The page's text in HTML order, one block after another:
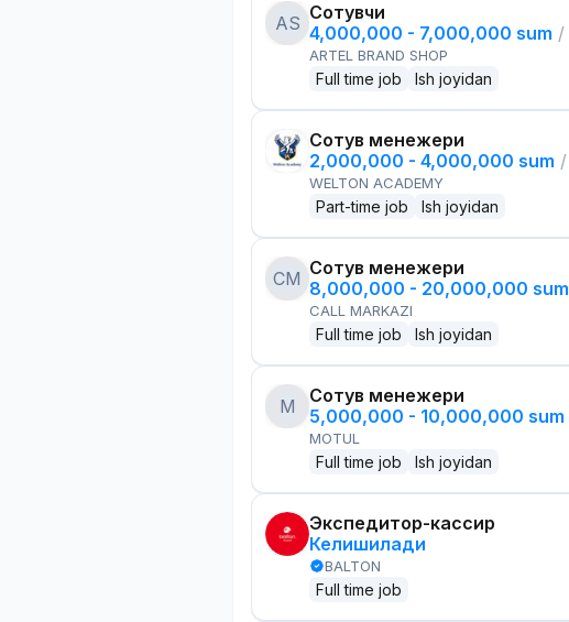
AS Сотувчи
4,000,000 - 7,000,000 sum /
ARTEL BRAND SHOP
Full time job Ish joyidan
Сотув менежери
2,000,000 - 4,000,000 sum /
WELTON ACADEMY
Part-time job Ish joyidan
CM Сотув менежери
8,000,000 - 20,000,000 sum
CALL MARKAZI
Full time job Ish joyidan
M
Сотув менежери
5,000,000 - 10,000,000 sum
MOTUL
Full time job Ish joyidan
Экспедитор-кассир
Келишилади
BALTON
Full time job